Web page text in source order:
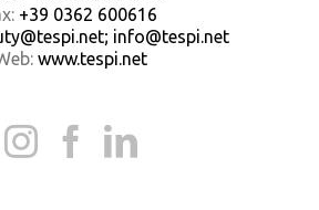
+39 0362 600616
info@tespi.net
www.tespi.net